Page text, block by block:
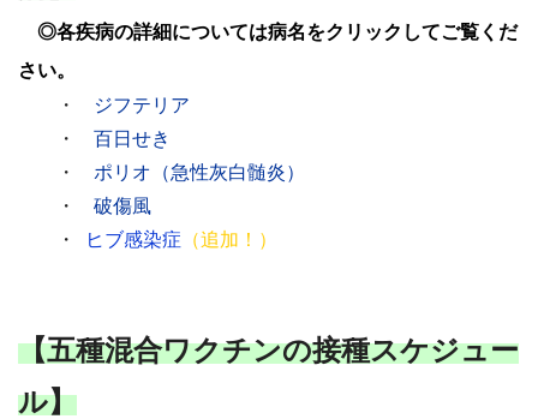
◎各疾病の詳細については病名をクリックしてご覧くだ
さい。
・
ジフテリア
・
百日せき
・
ポリオ（急性灰白髄炎）
・
破傷風
・
ヒブ感染症 （追加！）
【五種混合ワクチンの接種スケジュー
ル】